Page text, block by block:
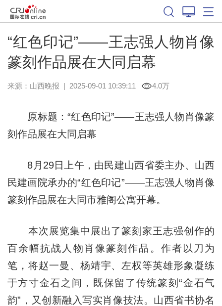
“红色印记”——王志强人物肖像
篆刻作品展在大同启幕
来源： 山西晚报 | 2025-09-01 10:39:11 4.0万
原标题：“红色印记”——王志强人物肖像篆
刻作品展在大同启幕
8月29日上午，由民建山西省委主办、山西
民建画院承办的“红色印记”——王志强人物肖像
篆刻作品展在大同市雅阁公寓开幕。
本次展览集中展出了篆刻家王志强创作的
百余幅抗战人物肖像篆刻作品。作者以刀为
笔，将赵一曼、杨靖宇、左权等英雄形象凝练
于方寸金石之间，既保留了传统篆刻“金石气
韵”，又创新融入写实肖像技法。山西省书协名